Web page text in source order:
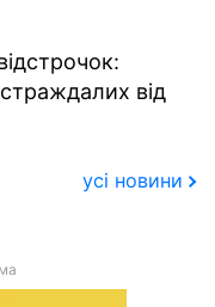
від
усі новини